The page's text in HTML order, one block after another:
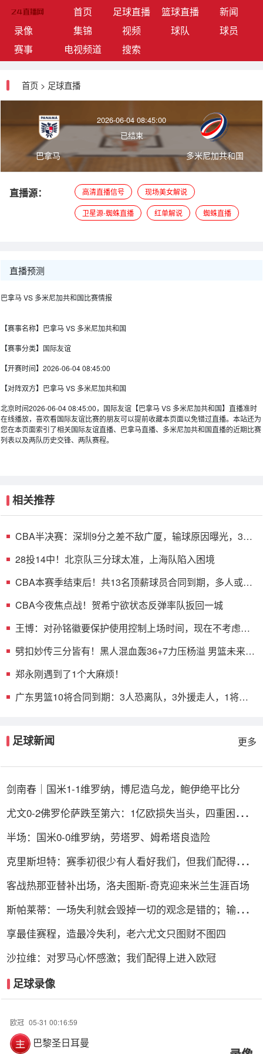
首页(current)足球直播 篮球直播
新闻
录像
集锦 视频 球队
球员
赛事
电视频道 搜索
首页 > 足球直播
巴拿马
2026-06-04 08:45:00
已结束
多米尼加共和国
直播源： 高清直播信号 现场美女解说
卫星源-蜘蛛直播 红单解说 蜘蛛直播
直播预测
巴拿马 VS 多米尼加共和国比赛情报
【赛事名称】 巴拿马 VS 多米尼加共和国
【赛事分类】 国际友谊
【开赛时间】 2026-06-04 08:45:00
【对阵双方】 巴拿马 VS 多米尼加共和国
北京时间2026-06-04 08:45:00，国际友谊【巴拿马 VS 多米尼加共和国】直播准时
在线播放，喜欢看国际友谊比赛的朋友可以提前收藏本页面以免错过直播。本站还为
您在本页面索引了相关国际友谊直播、巴拿马直播、多米尼加共和国直播的近期比赛
列表以及两队历史交锋、两队赛程。
相关推荐
CBA半决赛：深圳9分之差不敌广厦，输球原因曝光，3人
28投14中！北京队三分球太准，上海队陷入困境
CBA本赛季结束后！共13名顶薪球员合同到期，多人或遭
CBA今夜焦点战！贺希宁欲状态反弹率队扳回一城
王博：对孙铭徽要保护使用控制上场时间，现在不考虑总
劈扣妙传三分皆有！黑人混血轰36+7力压杨溢 男篮未来十
郑永刚遇到了1个大麻烦！
广东男篮10将合同到期：3人恐离队，3外援走人，1将或
足球新闻 更多
剑南春｜国米1-1维罗纳，博尼造乌龙，鲍伊绝平比分
尤文0-2佛罗伦萨跌至第六：1亿欧损失当头，四重困局谁
半场：国米0-0维罗纳，劳塔罗、姆希塔良造险
克里斯坦特：赛季初很少有人看好我们，但我们配得上进
客战热那亚替补出场，洛夫图斯-奇克迎来米兰生涯百场
斯帕莱蒂：一场失利就会毁掉一切的观念是错的；输球责
享最佳赛程，造最冷失利，老六尤文只图财不图四
沙拉维：对罗马心怀感激；我们配得上进入欧冠
足球录像
欧冠 05-31 00:16:59
巴黎圣日耳曼